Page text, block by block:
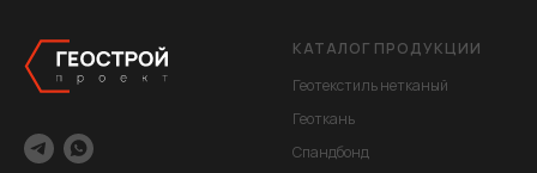
КАТАЛОГ ПРОДУКЦИИ
Геотекстиль нетканый
Геоткань
Спандбонд